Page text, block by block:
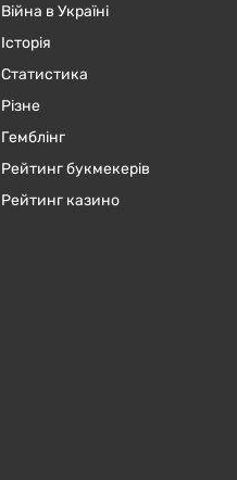
Війна в Україні
Історія
Статистика
Різне
Гемблінг
Рейтинг букмекерів
Рейтинг казино